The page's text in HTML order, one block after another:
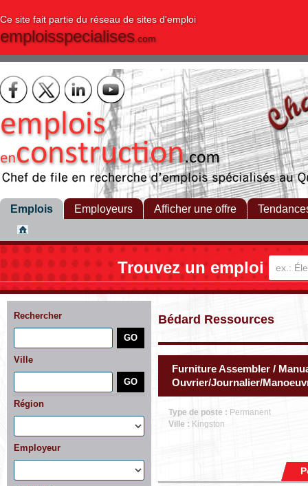
Ce site fait partie du réseau de sites d'emploi
emploisspecialises.com
Emplois Employeurs Afficher une offre
Trouvez un emploi
Rechercher
Ville
Région
Employeur
Bédard Ressources
Furniture Assembler /
Ouvrier/Journalier/
Type de poste : Permanent
Ville : Kingston